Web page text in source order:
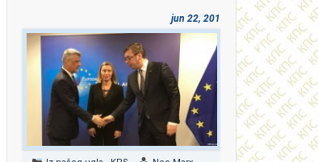
jun 22, 2018